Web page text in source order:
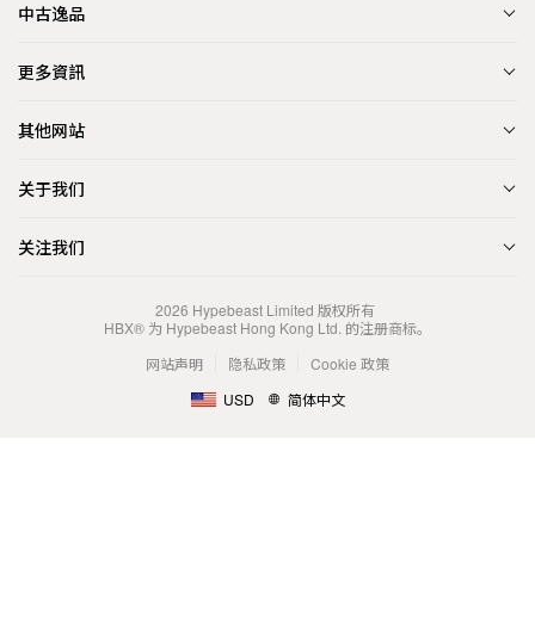
中古逸品
更多資訊
其他网站
关于我们
关注我们
2026 Hypebeast Limited 版权所有
HBX® 为 Hypebeast Hong Kong Ltd. 的注册商标。
网站声明
隐私政策
Cookie 政策
USD
简体中文